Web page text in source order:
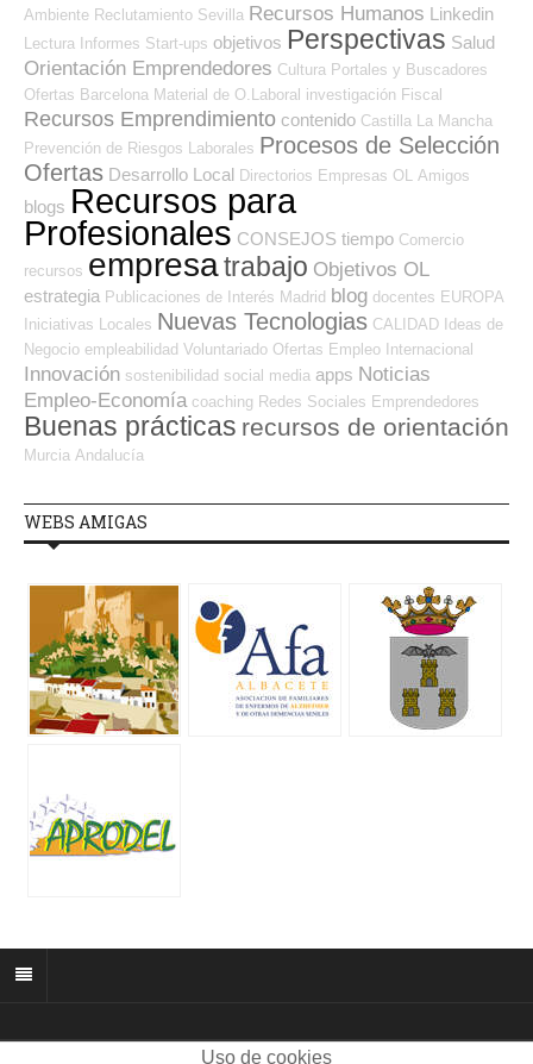
Ambiente Reclutamiento Sevilla Recursos Humanos Linkedin
Lectura Informes Start-ups objetivos Perspectivas Salud
Orientación Emprendedores Cultura Portales y Buscadores
Ofertas Barcelona Material de O.Laboral investigación Fiscal
Recursos Emprendimiento contenido Castilla La Mancha
Prevención de Riesgos Laborales Procesos de Selección
Ofertas Desarrollo Local Directorios Empresas OL Amigos
blogs Recursos para
Profesionales CONSEJOS tiempo Comercio
recursos empresatrabajo Objetivos OL
estrategia Publicaciones de Interés Madrid blog docentes EUROPA
Iniciativas Locales Nuevas Tecnologias CALIDAD Ideas de
Negocio empleabilidad Voluntariado Ofertas Empleo Internacional
Innovación sostenibilidad social media apps Noticias
Empleo-Economía coaching Redes Sociales Emprendedores
Buenas prácticas recursos de orientación
Murcia Andalucía
WEBS AMIGAS
Uso de cookies